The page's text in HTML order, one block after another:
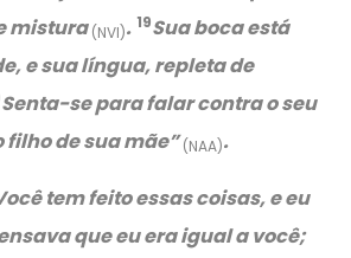
mistura(NVI). 19Sua boca está
e sua língua, repleta de
Senta-se para falar contra o seu
de sua mãe”(NAA).
tem feito essas coisas, e eu
que eu era igual a você;